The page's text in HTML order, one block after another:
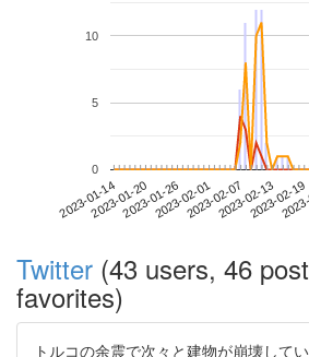
2023-01-142023-01-202023-01-262023-02-012023-02-072023-02-132023-02-19
0
5
10
Twitter (43 users, 46
favorites)
トルコの余震で次々と建物が崩壊して